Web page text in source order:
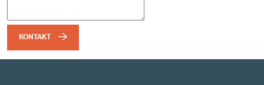
KONTAKT